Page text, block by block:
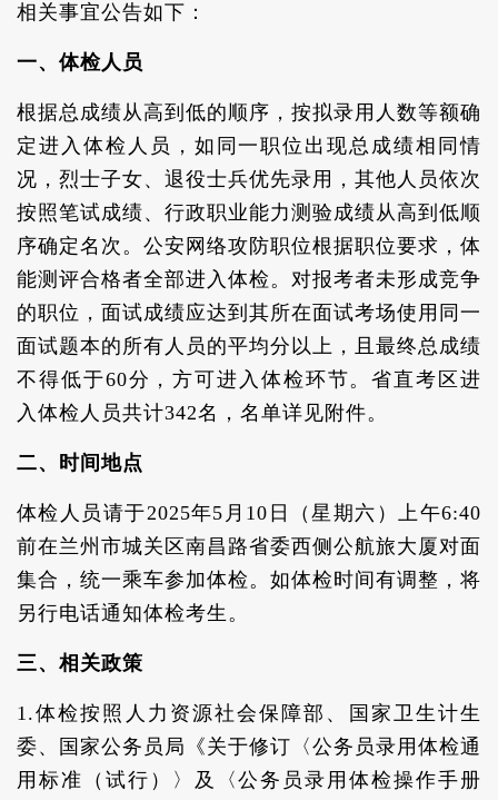
相关事宜公告如下：
一、体检人员
根据总成绩从高到低的顺序，按拟录用人数等额确
定进入体检人员，如同一职位出现总成绩相同情
况，烈士子女、退役士兵优先录用，其他人员依次
按照笔试成绩、行政职业能力测验成绩从高到低顺
序确定名次。公安网络攻防职位根据职位要求，体
能测评合格者全部进入体检。对报考者未形成竞争
的职位，面试成绩应达到其所在面试考场使用同一
面试题本的所有人员的平均分以上，且最终总成绩
不得低于60分，方可进入体检环节。省直考区进
入体检人员共计342名，名单详见附件。
二、时间地点
体检人员请于2025年5月10日（星期六）上午6:40
前在兰州市城关区南昌路省委西侧公航旅大厦对面
集合，统一乘车参加体检。如体检时间有调整，将
另行电话通知体检考生。
三、相关政策
1.体检按照人力资源社会保障部、国家卫生计生
委、国家公务员局《关于修订〈公务员录用体检通
用标准（试行）〉及〈公务员录用体检操作手册